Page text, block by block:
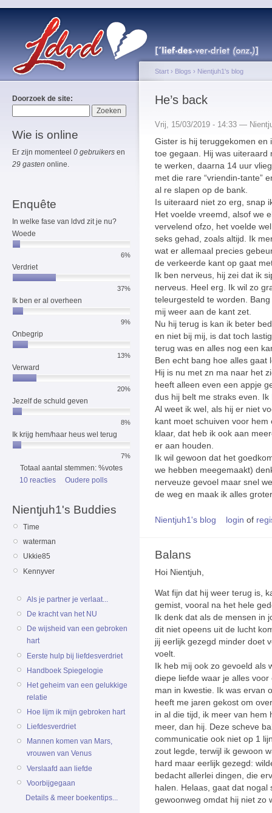
Doorzoek de site:
Wie is online
Er zijn momenteel 0 gebruikers en
29 gasten online.
Enquête
In welke fase van ldvd zit je nu?
Woede
6%
Verdriet
37%
Ik ben er al overheen
9%
Onbegrip
13%
Verward
20%
Jezelf de schuld geven
8%
Ik krijg hem/haar heus wel terug
7%
Totaal aantal stemmen: %votes
10 reacties
Oudere polls
Nientjuh1's Buddies
Time
waterman
Ukkie85
Kennyver
Als je partner je verlaat...
De kracht van het NU
De wijsheid van een gebroken
hart
Eerste hulp bij liefdesverdriet
Handboek Spiegelogie
Het geheim van een gelukkige
relatie
Hoe lijm ik mijn gebroken hart
Liefdesverdriet
Mannen komen van Mars,
vrouwen van Venus
Verslaafd aan liefde
Voorbijgegaan
Details & meer boekentips...
Start › Blogs › Nientjuh1's blog
He’s back
Vrij, 15/03/2019 - 14:33 —
Gister is hij teruggekomen en
toe gegaan. Hij was
te werken, daarna 14 uur
met die rare “vriendin-tante”
al re slapen op de bank.
Is uiteraard niet zo erg, snap
Het voelde vreemd, alsof we
vervelend ofzo, het voelde
seks gehad, zoals altijd. Ik
wat er allemaal precies
de verkeerde kant op gaat
Ik ben nerveus, hij zei dat ik
nerveus. Heel erg. Ik wil zo
teleurgesteld te worden.
mij weer aan de kant zet.
Nu hij terug is kan ik beter
en niet bij mij, is dat toch
terug was en alles nog een
Ben echt bang hoe alles gaat
Hij is nu met zn ma naar het
heeft alleen even een appje
dus hij belt me straks even.
Al weet ik wel, als hij er niet
kant moet schuiven voor
klaar, dat heb ik ook aan
er aan houden.
Ik wil gewoon dat het
we hebben meegemaakt)
nerveuze gevoel maar snel
de weg en maak ik alles
Nientjuh1's blog login of
Balans
Hoi Nientjuh,
Wat fijn dat hij weer terug is,
gemist, vooral na het hele
Ik denk dat als de mensen in
dit niet opeens uit de lucht
jij eerlijk gezegd minder doet
voelt.
Ik heb mij ook zo gevoeld als
diepe liefde waar je alles
man in kwestie. Ik was ervan
heeft me jaren gekost om
in al die tijd, ik meer van hem
meer, dan hij. Deze scheve
communicatie ook niet op 1
zout legde, terwijl ik gewoon
hard maar eerlijk gezegd:
bedacht allerlei dingen, die
halen. Helaas, gaat dat
gewoonweg omdat hij niet zo